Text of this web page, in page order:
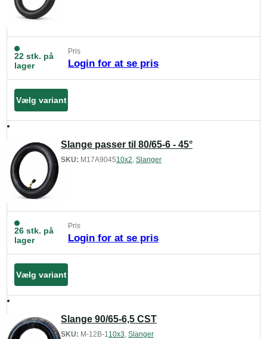
22 stk. på
lager
Pris
Login for at se pris
Vælg variant
Slange passer til 80/65-6 - 45°
SKU: M17A904510x2, Slanger
26 stk. på
lager
Pris
Login for at se pris
Vælg variant
Slange 90/65-6,5 CST
SKU: M-12B-110x3, Slanger